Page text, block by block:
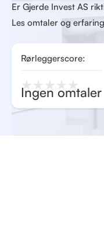
Rørleggerscore:
★ ★ ★ ★ ★
Ingen omtaler
Er Gjerde Invest AS
Les omtaler og